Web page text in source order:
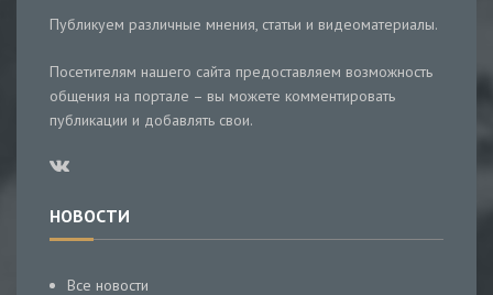
Публикуем различные мнения, статьи и видеоматериалы.
Посетителям нашего сайта предоставляем возможность
общения на портале – вы можете комментировать
публикации и добавлять свои.
НОВОСТИ
Все новости